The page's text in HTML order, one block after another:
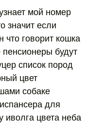
мой номер
значит если
что говорит кошка
пенсионеры будут
список пород
цвет
собаке
для
иволга цвета неба